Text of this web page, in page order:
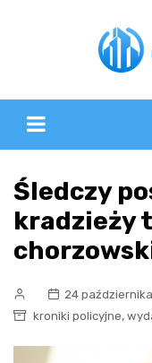
Śledczy
kradzieży
24
kroniki policyjne,